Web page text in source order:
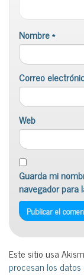
Nombre*
Correo
Web
Guarda mi
navegador para
Este sitio usa
procesan los